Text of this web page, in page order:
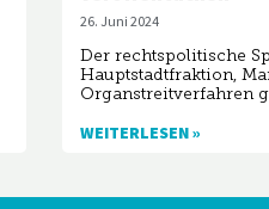
26. Juni 2024
Der rechtspolitische
Hauptstadtfraktion,
Organstreitverfahren
WEITERLESEN »